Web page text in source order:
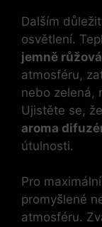
Dalším
osvětlení.
jemně růžová
atmosféru,
nebo zelená,
Ujistěte se,
aroma
útulnosti.
Pro
promyšlené
atmosféru.